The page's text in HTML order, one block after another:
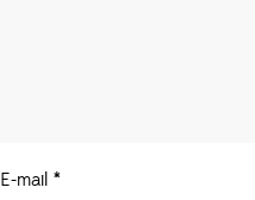
E-mail *